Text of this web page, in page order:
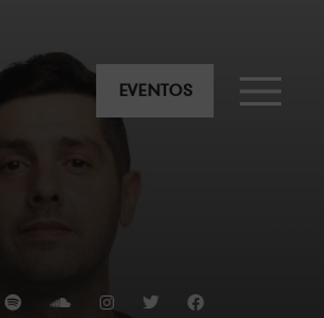
EVENTOS